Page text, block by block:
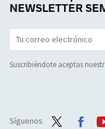
NEWSLETTER
Suscribiéndote aceptas
Síguenos